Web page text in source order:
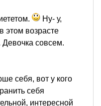
Ну- у,
этом возрасте
Девочка совсем.
себя, вот у кого
себя
интересной